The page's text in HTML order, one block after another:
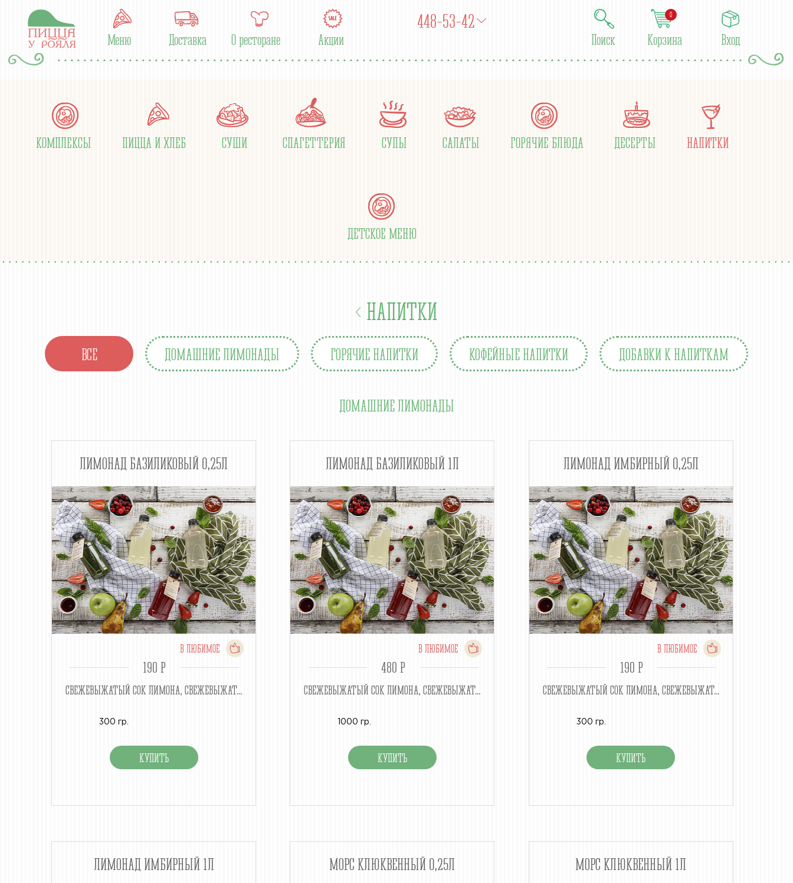
Меню Доставка О ресторане Акции Вход
0
Корзина
Поиск
448-53-42
КОМПЛЕКСЫ ПИЦЦА И ХЛЕБ СУШИ СПАГЕТТЕРИЯ СУПЫ САЛАТЫ ГОРЯЧИЕ БЛЮДА ДЕСЕРТЫ НАПИТКИ
ДЕТСКОЕ МЕНЮ
НАПИТКИ
ВСЕ ДОМАШНИЕ ЛИМОНАДЫ ГОРЯЧИЕ НАПИТКИ КОФЕЙНЫЕ НАПИТКИ ДОБАВКИ К НАПИТКАМ
ДОМАШНИЕ ЛИМОНАДЫ
ЛИМОНАД БАЗИЛИКОВЫЙ 0,25Л
В ЛЮБИМОЕ
190 P
СВЕЖЕВЫЖАТЫЙ СОК ЛИМОНА, СВЕЖЕВЫЖАТ...
300 гр.
ЛИМОНАД БАЗИЛИКОВЫЙ 1Л
В ЛЮБИМОЕ
480 P
СВЕЖЕВЫЖАТЫЙ СОК ЛИМОНА, СВЕЖЕВЫЖАТ...
1000 гр.
ЛИМОНАД ИМБИРНЫЙ 0,25Л
В ЛЮБИМОЕ
190 P
СВЕЖЕВЫЖАТЫЙ СОК ЛИМОНА, СВЕЖЕВЫЖАТ...
300 гр.
ЛИМОНАД ИМБИРНЫЙ 1Л МОРС КЛЮКВЕННЫЙ 0,25Л МОРС КЛЮКВЕННЫЙ 1Л